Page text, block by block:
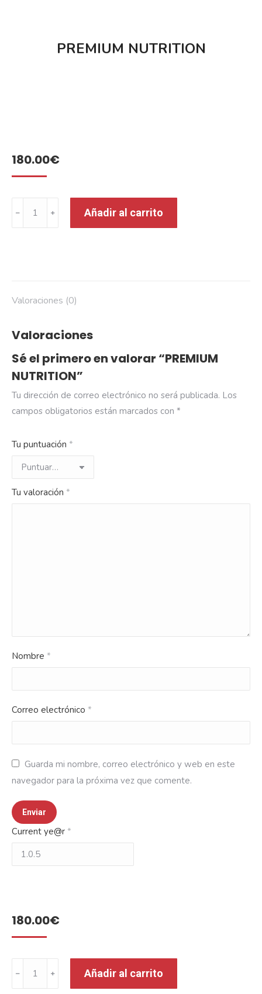
PREMIUM NUTRITION
180.00€
Añadir al carrito
Valoraciones (0)
Valoraciones
Sé el primero en valorar “PREMIUM
NUTRITION”
Tu dirección de correo electrónico no será publicada. Los
campos obligatorios están marcados con *
Tu puntuación *
Tu valoración *
Nombre *
Correo electrónico *
Guarda mi nombre, correo electrónico y web en este
navegador para la próxima vez que comente.
Current ye@r *
180.00€
Añadir al carrito